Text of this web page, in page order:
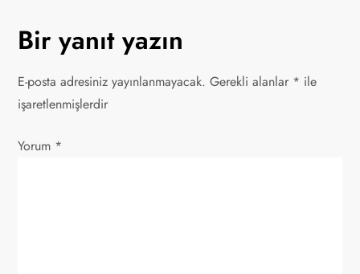
ı
g
e
z
Bir yanıt yazın
E-posta adresiniz yayınlanmayacak. Gerekli alanlar * ile
işaretlenmişlerdir
Yorum *